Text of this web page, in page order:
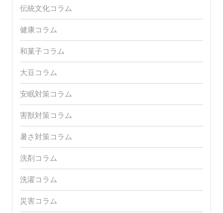
伝統文化コラム
健康コラム
和菓子コラム
大豆コラム
安眠対策コラム
害獣対策コラム
暑さ対策コラム
洗剤コラム
洗濯コラム
災害コラム